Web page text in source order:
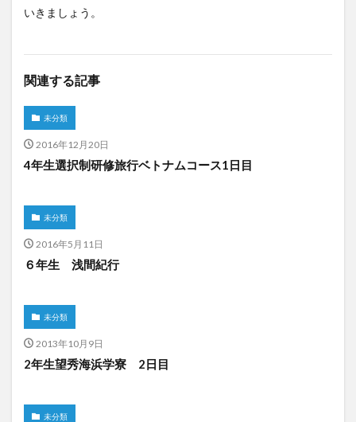
いきましょう。
関連する記事
未分類
2016年12月20日
4年生選択制研修旅行ベトナムコース1日目
未分類
2016年5月11日
６年生 浅間紀行
未分類
2013年10月9日
2年生望秀海浜学寮 2日目
未分類